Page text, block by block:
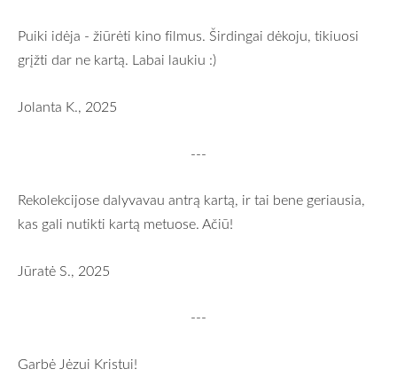
Puiki idėja - žiūrėti kino filmus. Širdingai dėkoju, tikiuosi
grįžti dar ne kartą. Labai laukiu :)
Jolanta K., 2025
---
Rekolekcijose dalyvavau antrą kartą, ir tai bene geriausia,
kas gali nutikti kartą metuose. Ačiū!
Jūratė S., 2025
---
Garbė Jėzui Kristui!